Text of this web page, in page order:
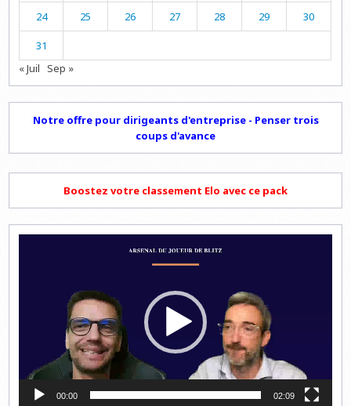
24 25 26 27 28 29 30
31
« Juil Sep »
Notre offre pour dirigeants d'entreprise - Penser trois
coups d'avance
Boostez votre classement Elo avec ce pack
00:00 02:09